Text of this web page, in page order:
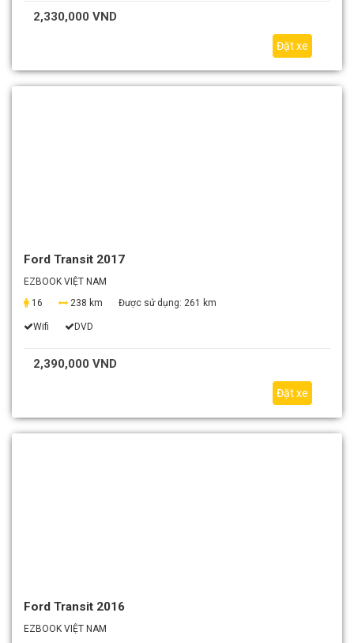
2,330,000 VND
Đặt xe
Ford Transit 2017
EZBOOK VIỆT NAM
16
238 km Được sử dụng: 261 km
Wifi DVD
2,390,000 VND
Đặt xe
Ford Transit 2016
EZBOOK VIỆT NAM